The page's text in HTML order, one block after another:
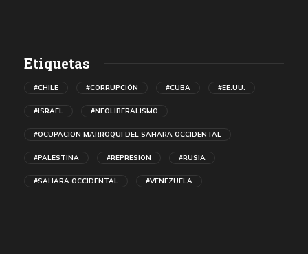
Etiquetas
#CHILE #CORRUPCIÓN #CUBA #EE.UU.
#ISRAEL #NEOLIBERALISMO
#OCUPACION MARROQUI DEL SAHARA OCCIDENTAL
#PALESTINA #REPRESION #RUSIA
#SAHARA OCCIDENTAL #VENEZUELA